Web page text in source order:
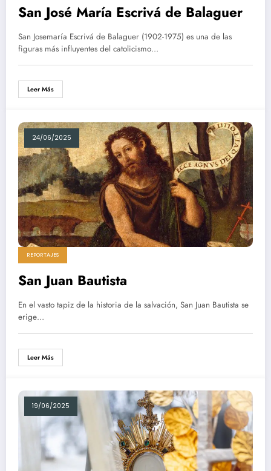
San José María Escrivá de Balaguer
San Josemaría Escrivá de Balaguer (1902-1975) es una de las
figuras más influyentes del catolicismo…
Leer Más
24/06/2025
REPORTAJES
San Juan Bautista
En el vasto tapiz de la historia de la salvación, San Juan Bautista se
erige…
Leer Más
19/06/2025